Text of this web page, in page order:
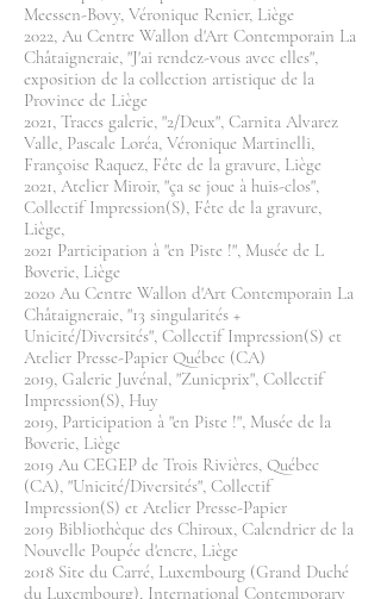
Meessen-Bovy, Véronique Renier, Liège
2022, Au Centre Wallon d'Art Contemporain La
Châtaigneraie, "J'ai rendez-vous avec elles",
exposition de la collection artistique de la
Province de Liège
2021, Traces galerie, "2/Deux", Carnita Alvarez
Valle, Pascale Loréa, Véronique Martinelli,
Françoise Raquez, Fête de la gravure, Liège
2021, Atelier Miroir, "ça se joue à huis-clos",
Collectif Impression(S), Fête de la gravure,
Liège,
2021 Participation à "en Piste !", Musée de L
Boverie, Liège
2020 Au Centre Wallon d'Art Contemporain La
Châtaigneraie, "13 singularités +
Unicité/Diversités", Collectif Impression(S) et
Atelier Presse-Papier Québec (CA)
2019, Galerie Juvénal, "Zunicprix", Collectif
Impression(S), Huy
2019, Participation à "en Piste !", Musée de la
Boverie, Liège
2019 Au CEGEP de Trois Rivières, Québec
(CA), "Unicité/Diversités", Collectif
Impression(S) et Atelier Presse-Papier
2019 Bibliothèque des Chiroux, Calendrier de la
Nouvelle Poupée d'encre, Liège
2018 Site du Carré, Luxembourg (Grand Duché
du Luxembourg), International Contemporary